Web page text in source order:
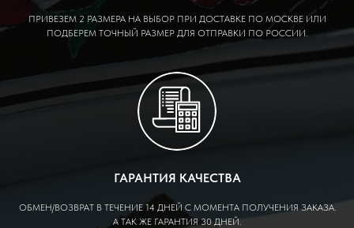
ПРИВЕЗЕМ 2 РАЗМЕРА НА ВЫБОР ПРИ ДОСТАВКЕ ПО МОСКВЕ ИЛИ
ПОДБЕРЕМ ТОЧНЫЙ РАЗМЕР ДЛЯ ОТПРАВКИ ПО РОССИИ.
ГАРАНТИЯ КАЧЕСТВА
ОБМЕН/ВОЗВРАТ В ТЕЧЕНИЕ 14 ДНЕЙ С МОМЕНТА ПОЛУЧЕНИЯ ЗАКАЗА.
А ТАК ЖЕ ГАРАНТИЯ 30 ДНЕЙ.